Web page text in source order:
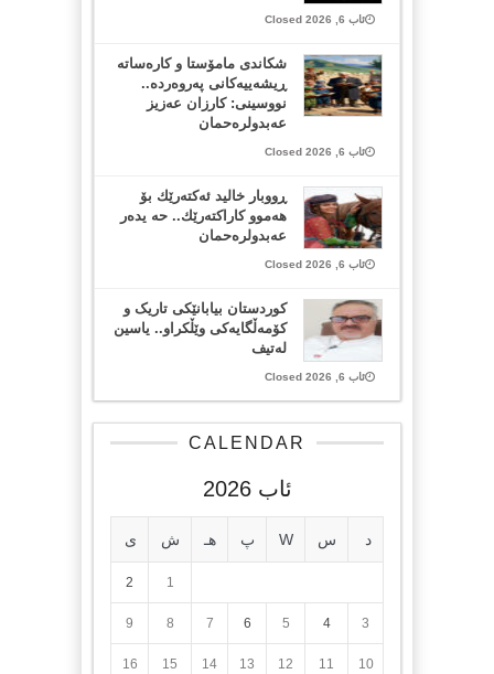
ئاب 6, 2026 Closed
شکاندی مامۆستا و کارەساتە
ڕیشەییەکانی پەروەردە..
نووسینی: کارزان عەزیز
عەبدولرەحمان
ئاب 6, 2026 Closed
ڕووبار خالید ئەكتەرێك بۆ
هەموو كاراكتەرێك.. حه یدەر
عەبدولرەحمان
ئاب 6, 2026 Closed
کوردستان بیابانێکی تاریک و
کۆمەڵگایەکی وێڵکراو.. یاسین
لەتیف
ئاب 6, 2026 Closed
CALENDAR
ئاب 2026
د س W پ هـ ش ی
1
2
3
4
5
6
7
8
9
10
11
12
13
14
15
16